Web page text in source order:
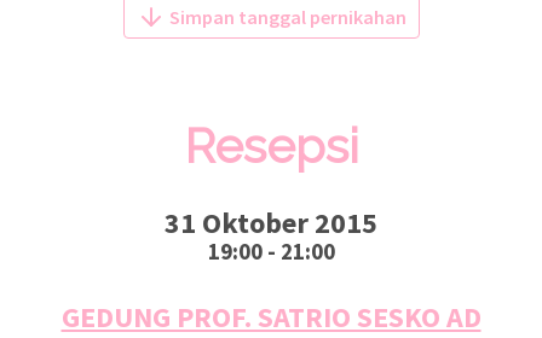
Simpan tanggal pernikahan
Resepsi
31 Oktober 2015
19:00 - 21:00
GEDUNG PROF. SATRIO SESKO AD